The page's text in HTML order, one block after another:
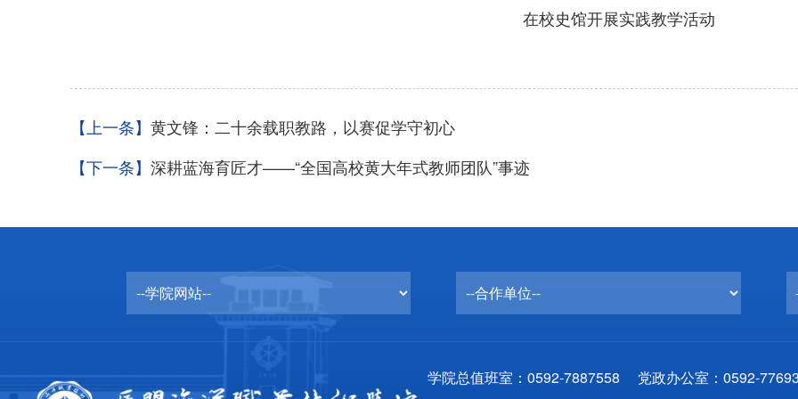
在校史馆开展实践教学活动
【上一条】 黄文锋：二十余载职教路，以赛促学守初心
【下一条】 深耕蓝海育匠才——“全国高校黄大年式教师团队”事迹
学院总值班室：0592-7887558 党政办公室：0592-